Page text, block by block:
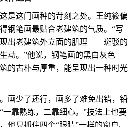
这门画种的苛刻之处。王纯筱偏
钢笔画最贴合老建筑的气质。“写
出老建筑外立面的肌理——斑驳的
动。”他说，钢笔画的黑白灰色
的古朴与厚重，能呈现出一种时光
少了还行，画多了难免出错，铅
一靠熟练，二靠细心。”技法上也要
他只抓住四个“眼睛”一样的窗户、